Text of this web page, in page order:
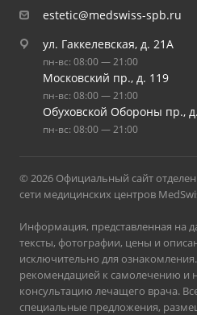
estetic@medswiss-spb.ru
ул. Гаккелевская, д. 21А
пн-вс: 08:00 — 21:00
Московский пр., д. 119
пн-вс: 08:00 — 21:00
Обуховской Обороны пр.,
пн-вс: 08:00 — 21:00
© 2026 Официальный сайт
сети медицинских центров
Информация, представленная на
тексты, фотографии, цены и
исключительно для
рекомендацией к самолечению и
консультацию лечащего врача.
специальные предложения,